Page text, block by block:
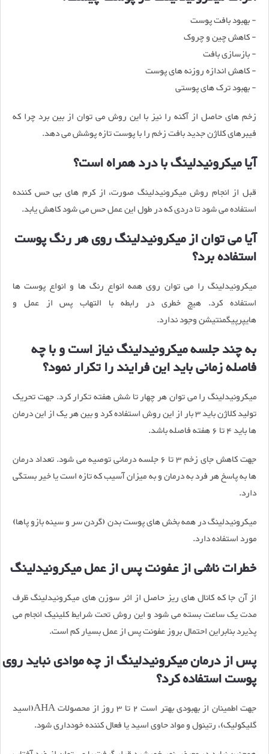
- بهبود بافت پوست
- کاهش چین و چروک
- بازسازی بافت
- کاهش اندازه روزنه های پوست
- بهبود ترک های پوستی
زخم های حاصل از آکنه را نیز با این روش می توان از بین برد چرا که
فیبرهای کلاژن جدید بافت زخم را با پوست تازه پوشش می دهد.
آیا میکرونیدلینگ با درد همراه است؟
قبل از انجام روش میکرونیدلینگ صورت، از کرم های بی حس کننده
استفاده می شود تا دردی که در طول این عمل حس می شود کاهش یابد.
آیا می توان از میکرونیدلینگ روی هر رنگ پوست
استفاده برد؟
میکرونیدلینگ را می توان روی همه انواع رنگ ها و انواع پوست ها
استفاده کرد. هیچ خطری در رابطه با التهاب پس از عمل و
هایپرپیگمنتیشن وجود ندارد.
به چند جلسه میکرونیدلینگ نیاز است و با چه
فاصله زمانی باید این فرایند را تکرار نمود؟
میکرونیدلینگ را می توان هر چهار تا شش هفته تکرار کرد. جهت تحریک
تولید کلاژن باید 3 بار از این روش استفاده کرد و بین هر یک از این درمان
ها باید 4 تا 6 هفته فاصله باشد.
جهت کاهش جای زخم 3 تا 6 جلسه درمانی توصیه می شود. تعداد درمان
ها به پاسخ هر فرد به درمان و به میزان آسیب که تازه است یا خیر بستگی
دارد.
میکرونیدلینگ در همه بخش های پوست بدن (گردن سر و سینه بازو پاها)
مورد استفاده دارد.
خطرات ناشی از عفونت پس از عمل میکرونیدلینگ
از آن جا که کانال های ریز حاصل از اثر سوزن های میکرونیدلینگ ظرف
مدت یک ساعت بسته می شود و این روش تحت شرایط کلینیک انجام می
پذیرد بنابراین احتمال بروز عفونت پس از عمل بسیار کم است.
پس از درمان میکرونیدلینگ از چه موادی نباید روی
پوست استفاده کرد؟
جهت اطمینان از بهبودی بهتر است 2 تا 3 روز از محصولات AHA(اسید
گلیکولیک)، رتینول و مواد حاوی اسید یا فعال کننده خودداری شود.